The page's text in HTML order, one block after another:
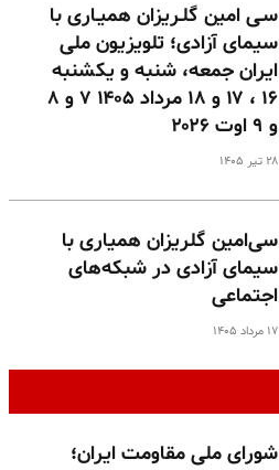
سـی امین گلـریزان همیـاری با
سیمای آزادی؛ تلویزیون ملی
ایران جمعه، شنبه و یکشنبه
۱۶ ، ۱۷ و ۱۸ مرداد ۱۴۰۵ ۷ و ۸
و ۹ اوت ۲۰۲۶
۲۸ تیر ۱۴۰۵
سی‌امین گلریزان همیاری با
سیمای آزادی در شبکه‌های
اجتماعی
۱۷ مرداد ۱۴۰۵
شورای ملی مقاومت ایران؛